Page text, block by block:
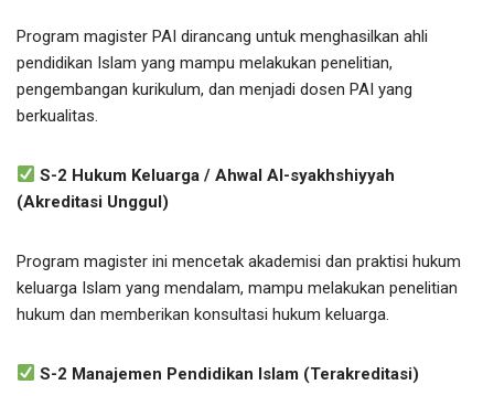
Program magister PAI dirancang untuk menghasilkan ahli
pendidikan Islam yang mampu melakukan penelitian,
pengembangan kurikulum, dan menjadi dosen PAI yang
berkualitas.
S-2 Hukum Keluarga / Ahwal Al-syakhshiyyah
(Akreditasi Unggul)
Program magister ini mencetak akademisi dan praktisi hukum
keluarga Islam yang mendalam, mampu melakukan penelitian
hukum dan memberikan konsultasi hukum keluarga.
S-2 Manajemen Pendidikan Islam (Terakreditasi)